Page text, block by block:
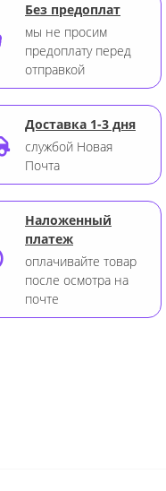
Без предоплат
мы не просим
предоплату перед
отправкой
Доставка 1-3 дня
службой Новая
Почта
Наложенный
платеж
оплачивайте товар
после осмотра на
почте